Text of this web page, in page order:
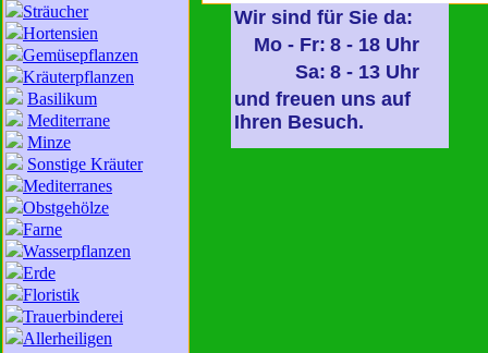
Sträucher
Hortensien
Gemüsepflanzen
Kräuterpflanzen
Basilikum
Mediterrane
Minze
Sonstige Kräuter
Mediterranes
Obstgehölze
Farne
Wasserpflanzen
Erde
Floristik
Trauerbinderei
Allerheiligen
Wir sind für Sie da:
Mo - Fr: 8 - 18 Uhr
Sa: 8 - 13 Uhr
und freuen uns auf
Ihren Besuch.